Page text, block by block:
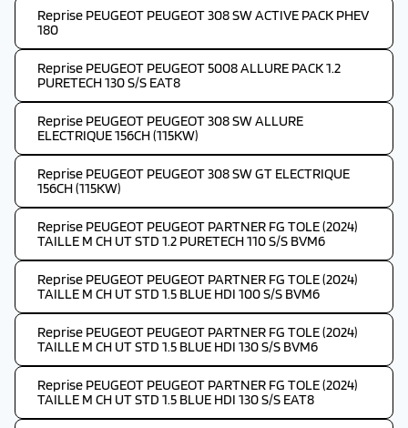
Reprise PEUGEOT PEUGEOT 308 SW ACTIVE PACK PHEV
180
Reprise PEUGEOT PEUGEOT 5008 ALLURE PACK 1.2
PURETECH 130 S/S EAT8
Reprise PEUGEOT PEUGEOT 308 SW ALLURE
ELECTRIQUE 156CH (115KW)
Reprise PEUGEOT PEUGEOT 308 SW GT ELECTRIQUE
156CH (115KW)
Reprise PEUGEOT PEUGEOT PARTNER FG TOLE (2024)
TAILLE M CH UT STD 1.2 PURETECH 110 S/S BVM6
Reprise PEUGEOT PEUGEOT PARTNER FG TOLE (2024)
TAILLE M CH UT STD 1.5 BLUE HDI 100 S/S BVM6
Reprise PEUGEOT PEUGEOT PARTNER FG TOLE (2024)
TAILLE M CH UT STD 1.5 BLUE HDI 130 S/S BVM6
Reprise PEUGEOT PEUGEOT PARTNER FG TOLE (2024)
TAILLE M CH UT STD 1.5 BLUE HDI 130 S/S EAT8